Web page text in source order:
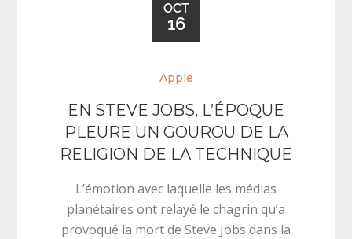
OCT
16
Apple
EN STEVE JOBS, L’ÉPOQUE
PLEURE UN GOUROU DE LA
RELIGION DE LA TECHNIQUE
L’émotion avec laquelle les médias
planétaires ont relayé le chagrin qu’a
provoqué la mort de Steve Jobs dans la